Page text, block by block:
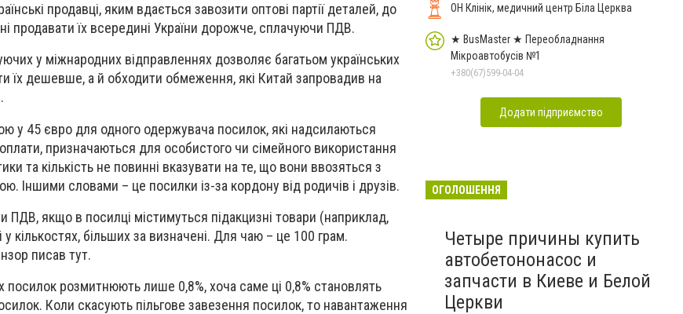
продавці, яким вдається завозити оптові партії деталей, до
продавати їх всередині України дорожче, сплачуючи ПДВ.
у міжнародних відправленнях дозволяє багатьом українських
їх дешевше, а й обходити обмеження, які Китай запровадив на
у 45 євро для одного одержувача посилок, які надсилаються
призначаються для особистого чи сімейного використання
та кількість не повинні вказувати на те, що вони ввозяться з
Іншими словами – це посилки із-за кордону від родичів і друзів.
ПДВ, якщо в посилці містимуться підакцизні товари (наприклад,
кількостях, більших за визначені. Для чаю – це 100 грам.
писав тут.
посилок розмитнюють лише 0,8%, хоча саме ці 0,8% становлять
Коли скасують пільгове завезення посилок, то навантаження
ОН Клінік, медичний центр Біла Церква
★ BusMaster ★ Переобладнання
Мікроавтобусів №1
+380(67)599-04-04
Додати підприємство
ОГОЛОШЕННЯ
Четыре причины купить
автобетононасос и
запчасти в Киеве и Белой
Церкви